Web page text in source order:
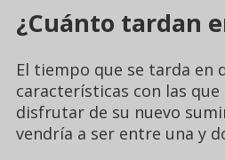
¿Cuánto tardan
El tiempo que se tarda en
características con las
disfrutar de su nuevo
vendría a ser entre una y